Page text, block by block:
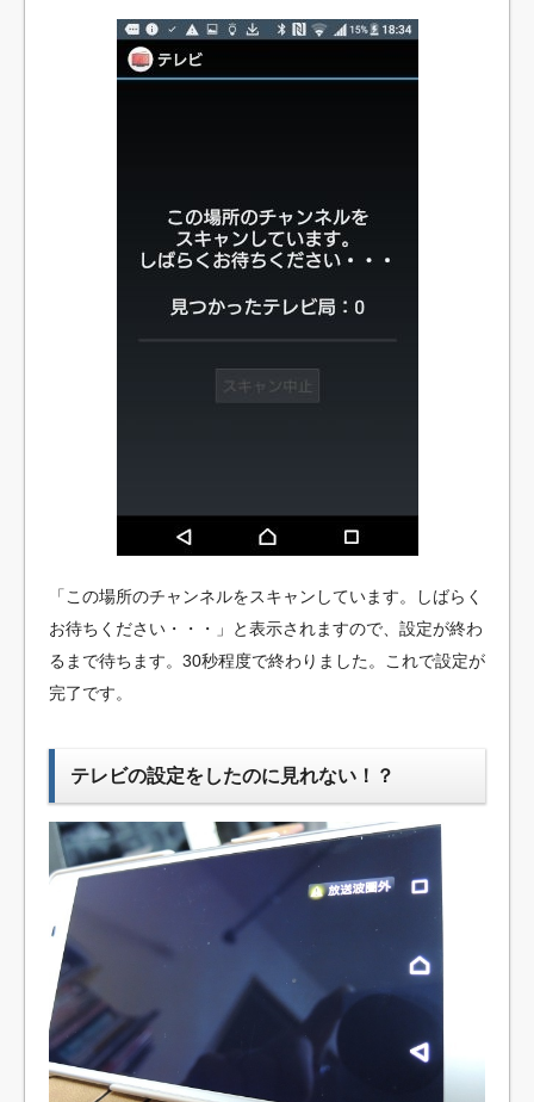
「この場所のチャンネルをスキャンしています。しばらく
お待ちください・・・」と表示されますので、設定が終わ
るまで待ちます。30秒程度で終わりました。これで設定が
完了です。
テレビの設定をしたのに見れない！？